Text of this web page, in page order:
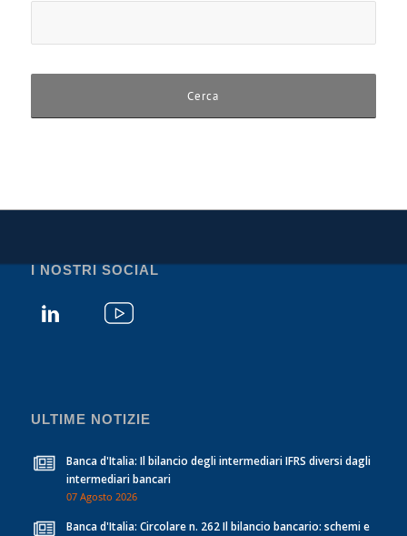
I NOSTRI SOCIAL
ULTIME NOTIZIE
Banca d'Italia: Il bilancio degli intermediari IFRS diversi dagli
intermediari bancari
07 Agosto 2026
Banca d'Italia: Circolare n. 262 Il bilancio bancario: schemi e